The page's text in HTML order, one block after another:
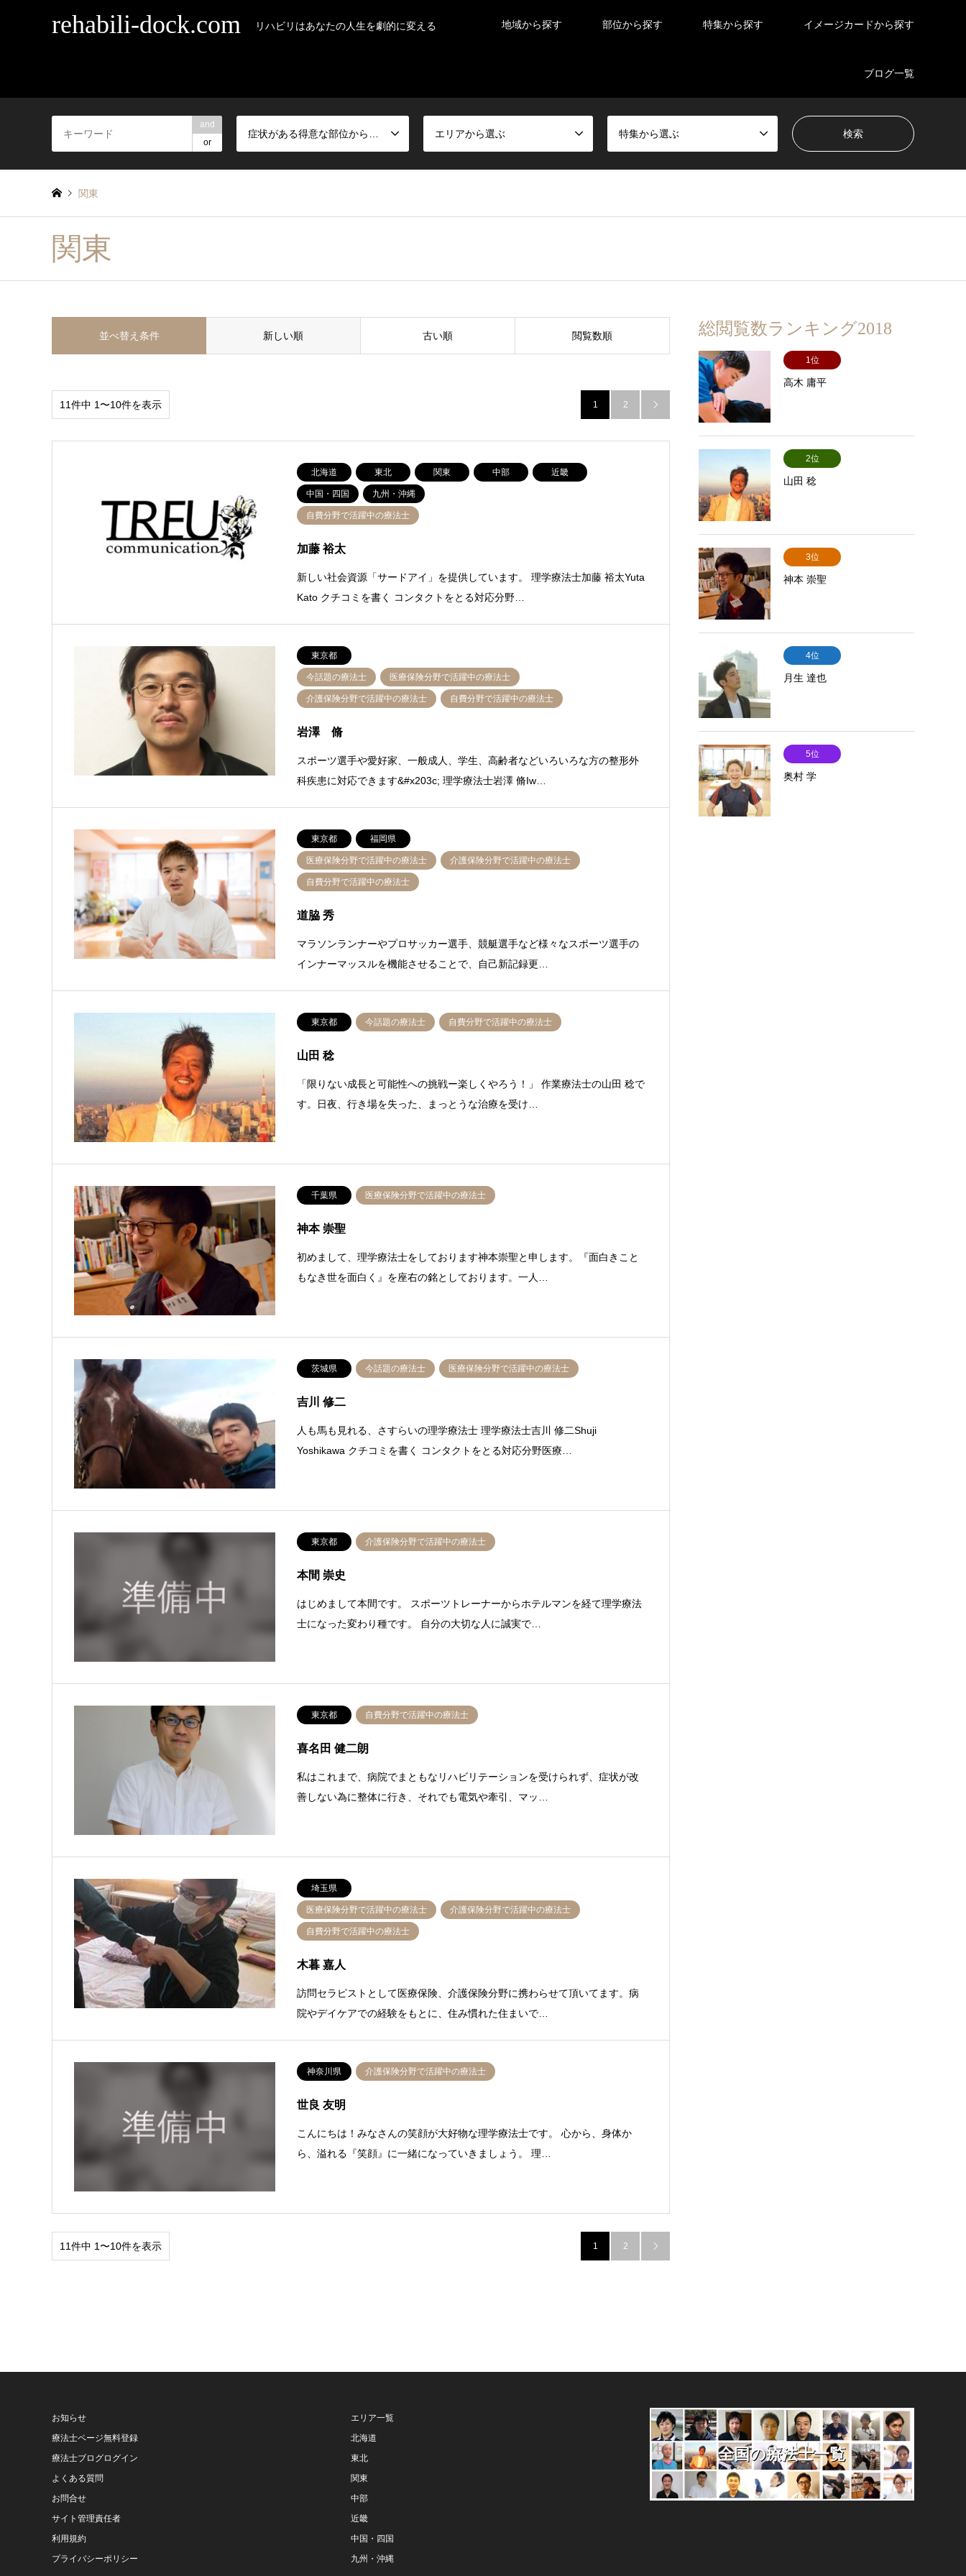
rehabili-dock.com リハビリはあなたの人生を劇的に変える 地域から探す 部位から探す 特集から探す イメージカードから探す
ブログ一覧
and
or
エリアから選ぶ 特集から選ぶ
関東
関東
並べ替え条件 新しい順 古い順 閲覧数順
11件中 1〜10件を表示 1 2 
北海道 東北 関東 中部 近畿
中国・四国 九州・沖縄
自費分野で活躍中の療法士
加藤 裕太
新しい社会資源「サードアイ」を提供しています。 理学療法士加藤 裕太Yuta
Kato クチコミを書く コンタクトをとる対応分野…
東京都
今話題の療法士 医療保険分野で活躍中の療法士
介護保険分野で活躍中の療法士 自費分野で活躍中の療法士
岩澤 脩
スポーツ選手や愛好家、一般成人、学生、高齢者などいろいろな方の整形外
科疾患に対応できます&#x203c; 理学療法士岩澤 脩Iw…
東京都 福岡県
医療保険分野で活躍中の療法士 介護保険分野で活躍中の療法士
自費分野で活躍中の療法士
道脇 秀
マラソンランナーやプロサッカー選手、競艇選手など様々なスポーツ選手の
インナーマッスルを機能させることで、自己新記録更…
東京都 今話題の療法士 自費分野で活躍中の療法士
山田 稔
「限りない成長と可能性への挑戦ー楽しくやろう！」 作業療法士の山田 稔で
す。日夜、行き場を失った、まっとうな治療を受け…
千葉県 医療保険分野で活躍中の療法士
神本 崇聖
初めまして、理学療法士をしております神本崇聖と申します。『面白きこと
もなき世を面白く』を座右の銘としております。一人…
茨城県 今話題の療法士 医療保険分野で活躍中の療法士
吉川 修二
人も馬も見れる、さすらいの理学療法士 理学療法士吉川 修二Shuji
Yoshikawa クチコミを書く コンタクトをとる対応分野医療…
東京都 介護保険分野で活躍中の療法士
本間 崇史
はじめまして本間です。 スポーツトレーナーからホテルマンを経て理学療法
士になった変わり種です。 自分の大切な人に誠実で…
東京都 自費分野で活躍中の療法士
喜名田 健二朗
私はこれまで、病院でまともなリハビリテーションを受けられず、症状が改
善しない為に整体に行き、それでも電気や牽引、マッ…
埼玉県
医療保険分野で活躍中の療法士 介護保険分野で活躍中の療法士
自費分野で活躍中の療法士
木暮 嘉人
訪問セラピストとして医療保険、介護保険分野に携わらせて頂いてます。病
院やデイケアでの経験をもとに、住み慣れた住まいで…
神奈川県 介護保険分野で活躍中の療法士
世良 友明
こんにちは！みなさんの笑顔が大好物な理学療法士です。 心から、身体か
ら、溢れる『笑顔』に一緒になっていきましょう。 理…
11件中 1〜10件を表示 1 2 
総閲覧数ランキング2018
1位
高木 庸平
2位
山田 稔
3位
神本 崇聖
4位
月生 達也
5位
奥村 学
お知らせ
療法士ページ無料登録
療法士ブログログイン
よくある質問
お問合せ
サイト管理責任者
利用規約
プライバシーポリシー
エリア一覧
北海道
東北
関東
中部
近畿
中国・四国
九州・沖縄
全国の療法士一覧